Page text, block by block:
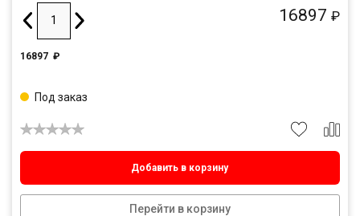
16897 ₽
16897 ₽
Добавить в корзину
Перейти в корзину
Под заказ